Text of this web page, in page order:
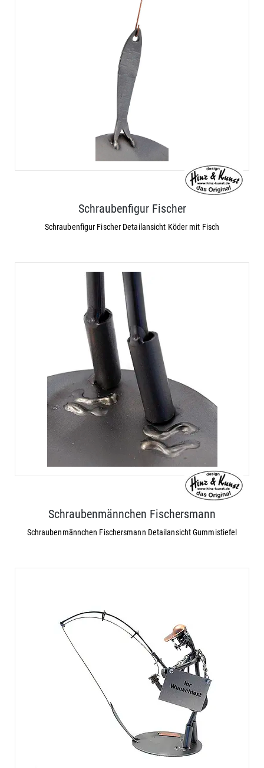
Schraubenfigur Fischer
Schraubenfigur Fischer Detailansicht Köder mit Fisch
Schraubenmännchen Fischersmann
Schraubenmännchen Fischersmann Detailansicht Gummistiefel